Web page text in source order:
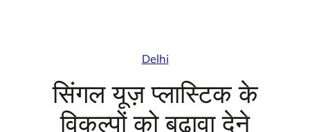
Delhi
सिंगल यूज़ प्लास्टिक के
विकल्पों को बढ़ावा देने